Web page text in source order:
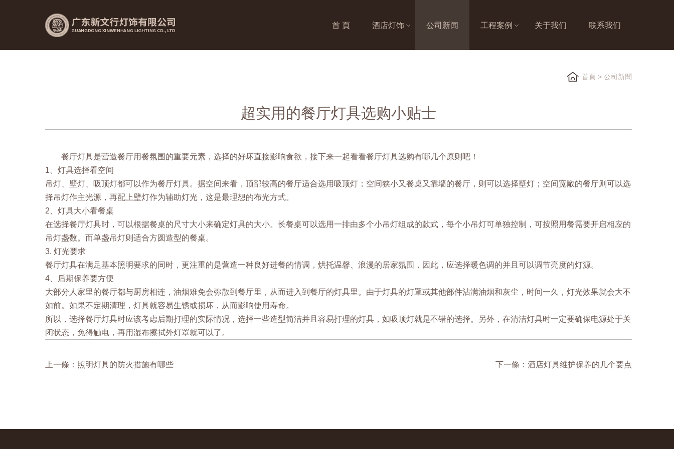
首 頁 酒店灯饰 公司新闻 工程案例 关于我们 联系我们
首頁 > 公司新聞
超实用的餐厅灯具选购小贴士
餐厅灯具是营造餐厅用餐氛围的重要元素，选择的好坏直接影响食欲，接下来一起看看餐厅灯具选购有哪几个原则吧！
1、灯具选择看空间
吊灯、壁灯、吸顶灯都可以作为餐厅灯具。据空间来看，顶部较高的餐厅适合选用吸顶灯；空间狭小又餐桌又靠墙的餐厅，则可以选择壁灯；空间宽敞的餐厅则可以选
择吊灯作主光源，再配上壁灯作为辅助灯光，这是最理想的布光方式。
2、灯具大小看餐桌
在选择餐厅灯具时，可以根据餐桌的尺寸大小来确定灯具的大小。长餐桌可以选用一排由多个小吊灯组成的款式，每个小吊灯可单独控制，可按照用餐需要开启相应的
吊灯盏数。而单盏吊灯则适合方圆造型的餐桌。
3. 灯光要求
餐厅灯具在满足基本照明要求的同时，更注重的是营造一种良好进餐的情调，烘托温馨、浪漫的居家氛围，因此，应选择暖色调的并且可以调节亮度的灯源。
4、后期保养要方便
大部分人家里的餐厅都与厨房相连，油烟难免会弥散到餐厅里，从而进入到餐厅的灯具里。由于灯具的灯罩或其他部件沾满油烟和灰尘，时间一久，灯光效果就会大不
如前。如果不定期清理，灯具就容易生锈或损坏，从而影响使用寿命。
所以，选择餐厅灯具时应该考虑后期打理的实际情况，选择一些造型简洁并且容易打理的灯具，如吸顶灯就是不错的选择。另外，在清洁灯具时一定要确保电源处于关
闭状态，免得触电，再用湿布擦拭外灯罩就可以了。
上一條：照明灯具的防火措施有哪些 下一條：酒店灯具维护保养的几个要点